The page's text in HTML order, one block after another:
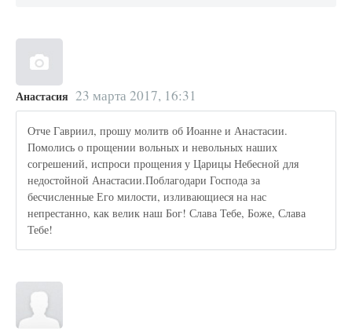
Анастасия 23 марта 2017, 16:31
Отче Гавриил, прошу молитв об Иоанне и Анастасии.
Помолись о прощении вольных и невольных наших
согрешений, испроси прощения у Царицы Небесной для
недостойной Анастасии.Поблагодари Господа за
бесчисленные Его милости, изливающиеся на нас
непрестанно, как велик наш Бог! Слава Тебе, Боже, Слава
Тебе!